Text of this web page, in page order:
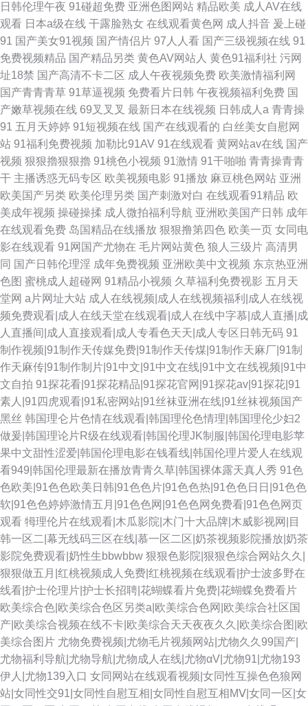
日韩伦理午夜 91碰超免费 亚洲色图网站 精品欧美 成人AV在线
观看 日本a级在线 干露脸熟女 在线观看黄色网 成人抖音 爰上碰
91 国产美女91视频 国产情侣片 97人人看 国产三级视频在线 91
免费视频精品 国产精品另类 黄色AV网站人 黄色91福利社 污网
址18禁 国产高清不卡二区 成人午夜视频免费 欧美激情福利网
国产青青青草 91草逼视频 免费看片日韩 午夜视频福利免费 国
产嫩草视频在线 69叉叉叉 最新日本在线视频 日韩成人a 青青操
91 五月天婷婷 91短视频在线 国产在线观看的 白丝美女自慰网
站 91福利免费视频 加勒比91AV 91在线观看 黄网站av在线 国产
视频 狠狠擼狠狠擼 91桃色小视频 91激情 91干啪啪 青青操青青
干 主播诱惑无码专区 欧美视频电影 91播放 麻豆桃色网站 亚洲
欧美国产另类 欧美伦理另类 国产刺激对白 在线观看91精品 欧
美成年视频 操碰操揉 成人微拍福利导航 亚洲欧美国产日韩 成年
在线观看免费 岛国精品在线播放 狠狠撸第四色 欧美一页 女同电
影在线观看 91网国产尤物在 毛片网站黄色 狼人三级片 高清男
同 国产日韩伦理淫 成年免费视频 亚洲欧美中文视频 东京热亚洲
色图 蜜桃成人超碰网 91精品小视频 久草福利免费视影 五月天
堂网 a片网址大站 成人在线视频|成人在线视频福利|成人在线视
频免费观看|成人在线天堂在线观看|成人在线中字慕|成人直播|成
人直播间|成人直接观看|成人专看色天天|成人专区日韩无码 91
制作视频|91制作天传媒免费|91制作天传煤|91制作天麻厂|91制
作天麻传|91制作制片|91中文|91中文在线|91中文在线视频|91中
文自拍 91探花看|91探花精品|91探花官网|91探花av|91探花|91
素人|91四虎观看|91私密网站|91丝袜亚洲在线|91丝袜视频国产
黑丝 韩国理仑片色情在线观看|韩国理伦色情理|韩国理伦少妇2
做爰|韩国理论片R级在线观看|韩国伦理JK制服|韩国伦理电影苹
果中文甜性涩爱|韩国伦理电影在钱看线|韩国伦理片爱人在线观
看949|韩国伦理最新在播放青青久草|韩国裸体露天真人秀 91色
色欧美|91色色欧美日韩|91色色片|91色色热|91色色日日|91色色
软|91色色婷婷激情五月|91色色网|91色色网免费看|91色色网页
观看 牳理伦片在线观看|木瓜影院|木门十大品牌|木威影视网|目
韩一区二|幕无线码三区在线|慕一区二区|奶茶视频影院播放|奶茶
影院免费观看|奶性生bbwbbw 狠狠色影院|狠狠色综合网站久久|
狠狠做五月|红桃视频成人免费|红桃视频在线观看|护士波多野在
线看|护士伦理片|护士长招聘|花蝴蝶看片免费|花蝴蝶免费看片
欧美综合色|欧美综合色区另类a|欧美综合色网|欧美综合社区国
产|欧美综合视频在线不卡|欧美综合天天夜夜久久|欧美综合图|欧
美综合图片 尤物免费视频|尤物毛片视频网站|尤物久久99国产|
尤物福利导航|尤物导航|尤物成人在线|尤物αV|尤物91|尤物193
伊人|尤物139入口 女同网站在线观看视频|女同性互操色色狼网
站|女同性交91|女同性自慰互相|女同性自慰互相MⅤ|女同一区|女